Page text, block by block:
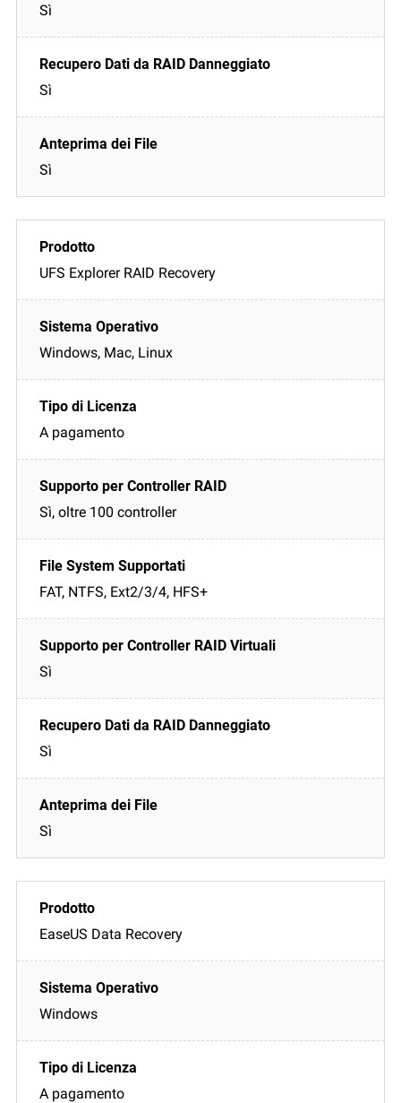
Sì
Sì
Sì
UFS Explorer RAID Recovery
Windows, Mac, Linux
A pagamento
Sì, oltre 100 controller
FAT, NTFS, Ext2/3/4, HFS+
Sì
Sì
Sì
EaseUS Data Recovery
Windows
A pagamento